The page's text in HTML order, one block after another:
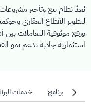
يُعدّ نظام بيع وتأجير
لتطوير القطاع العقاري
ورفع موثوقية التعاملات
استثمارية جاذبة تدعم نمو
عن البرنامج خدمات